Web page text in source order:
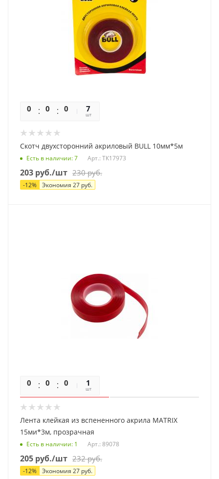
0 0 0 07
шт
Скотч двухсторонний акриловый BULL 10мм*5м
Есть в наличии: 7 Арт.: ТК17973
203 руб./шт 230руб.
-12% Экономия 27 руб.
0 0 0 01
шт
Лента клейкая из вспененного акрила MATRIX
15ми*3м, прозрачная
Есть в наличии: 1 Арт.: 89078
205 руб./шт 232руб.
-12% Экономия 27 руб.